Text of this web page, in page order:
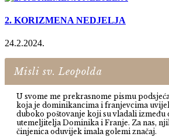
2. KORIZMENA NEDJELJA
24.2.2024.
Misli sv. Leopolda
U svome me prekrasnome pismu
koja je dominikancima i franjevcima
duboko poštovanje koji su vladali između
utemeljitelja Dominika i Franje. Za nas,
činjenica oduvijek imala golemi značaj.